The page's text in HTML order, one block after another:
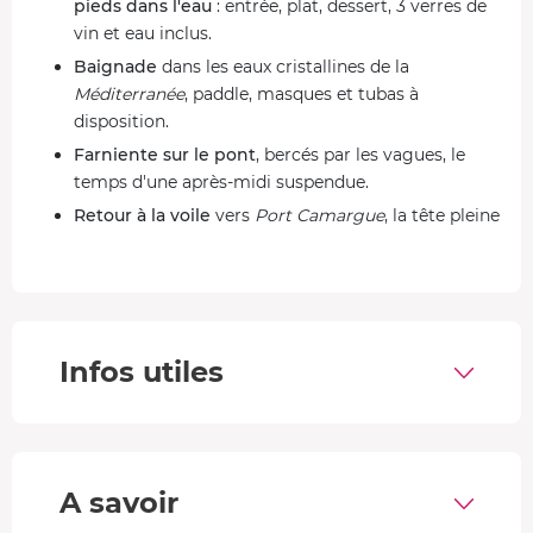
pieds dans l'eau : entrée, plat, dessert, 3 verres de
vin et eau inclus.
Baignade dans les eaux cristallines de la
Méditerranée, paddle, masques et tubas à
disposition.
Farniente sur le pont, bercés par les vagues, le
temps d'une après-midi suspendue.
Retour à la voile vers Port Camargue, la tête pleine
autrement, loin des terrasses bondées et des plages
sable éphémères, des eaux turquoise et les
Infos utiles
A savoir